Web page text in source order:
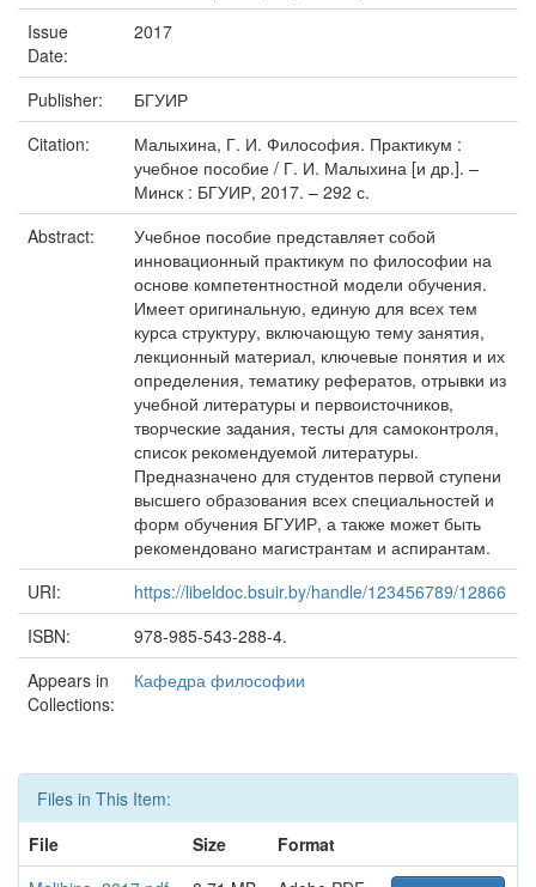
Issue
Date:
2017
Publisher:
БГУИР
Citation:
Малыхина, Г. И. Философия. Практикум :
учебное пособие / Г. И. Малыхина [и др.]. –
Минск : БГУИР, 2017. – 292 с.
Abstract:
Учебное пособие представляет собой
инновационный практикум по философии на
основе компетентностной модели обучения.
Имеет оригинальную, единую для всех тем
курса структуру, включающую тему занятия,
лекционный материал, ключевые понятия и их
определения, тематику рефератов, отрывки из
учебной литературы и первоисточников,
творческие задания, тесты для самоконтроля,
список рекомендуемой литературы.
Предназначено для студентов первой ступени
высшего образования всех специальностей и
форм обучения БГУИР, а также может быть
рекомендовано магистрантам и аспирантам.
URI:
https://libeldoc.bsuir.by/handle/123456789/12866
ISBN:
978-985-543-288-4.
Appears in
Collections:
Кафедра философии
Files in This Item:
File
Size
Format